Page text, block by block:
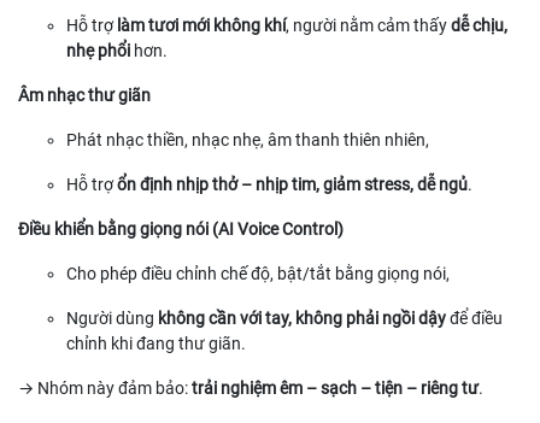
Hỗ trợ làm tươi mới không khí, người nằm cảm thấydễ chịu,
nhẹ phổi hơn.
Âm nhạc thư giãn
Phát nhạc thiền, nhạc nhẹ, âm thanh thiên nhiên,
Hỗ trợổn định nhịp thở – nhịp tim, giảm stress, dễ ngủ.
Điều khiển bằng giọng nói (AI Voice Control)
Cho phép điều chỉnh chế độ, bật/tắt bằng giọng nói,
Người dùng không cần với tay, không phải ngồi dậyđể điều
chỉnh khi đang thư giãn.
→ Nhóm này đảm bảo:trải nghiệm êm – sạch – tiện – riêng tư.